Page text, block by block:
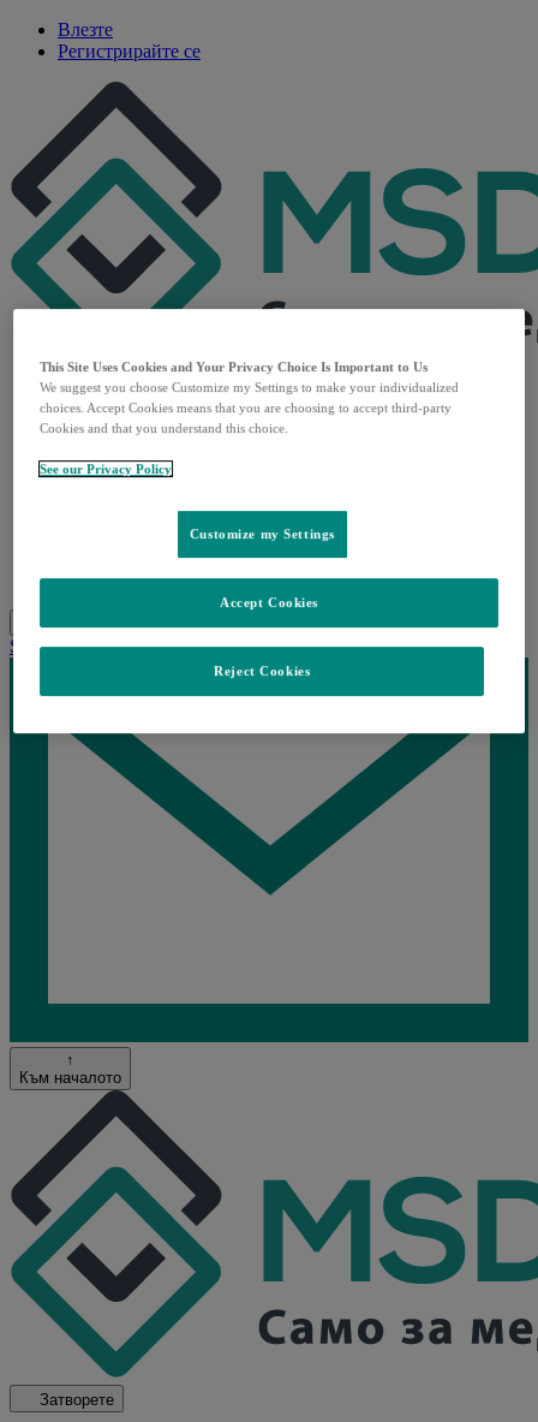
Влезте
Регистрирайте се
Основна страница
Терапевтични области
За нас
Нашата история
Корпоративна отговорност
Контакти
Лични данни
Menu Затворете
Share this
Loading...
↑
Към началото
Затворете
This Site Uses Cookies and Your Privacy Choice Is Important to Us
We suggest you choose Customize my Settings to make your individualized
choices. Accept Cookies means that you are choosing to accept third-party
Cookies and that you understand this choice.
See our Privacy Policy
Customize my Settings
Reject Cookies
Accept Cookies